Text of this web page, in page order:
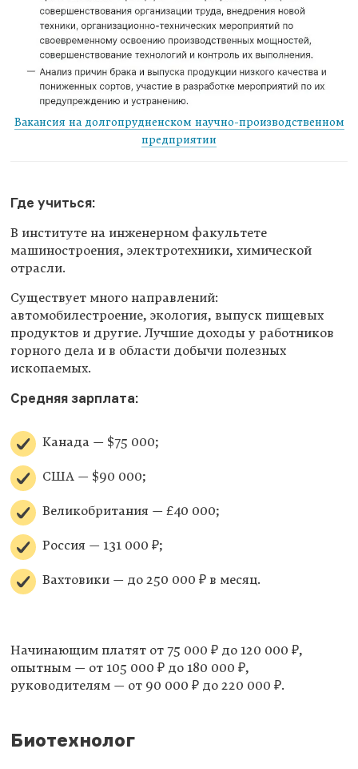
Вакансия на долгопрудненском научно-производственном
предприятии
Где учиться:
В институте на инженерном факультете
машиностроения, электротехники, химической
отрасли.
Существует много направлений:
автомобилестроение, экология, выпуск пищевых
продуктов и другие. Лучшие доходы у работников
горного дела и в области добычи полезных
ископаемых.
Средняя зарплата:
Канада — $75 000;
США — $90 000;
Великобритания — £40 000;
Россия — 131 000 ₽;
Вахтовики — до 250 000 ₽ в месяц.
Начинающим платят от 75 000 ₽ до 120 000 ₽,
опытным — от 105 000 ₽ до 180 000 ₽,
руководителям — от 90 000 ₽ до 220 000 ₽.
Биотехнолог